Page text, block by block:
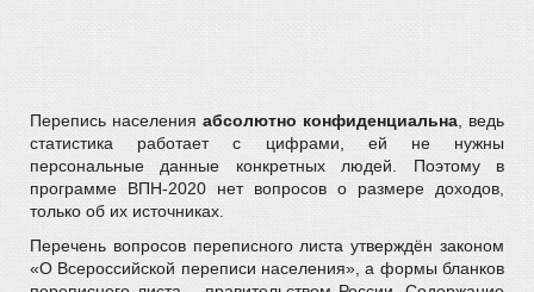
Перепись населения абсолютно конфиденциальна , ведь
статистика работает с цифрами, ей не нужны
персональные данные конкретных людей. Поэтому в
программе ВПН-2020 нет вопросов о размере доходов,
только об их источниках.
Перечень вопросов переписного листа утверждён законом
«О Всероссийской переписи населения», а формы бланков